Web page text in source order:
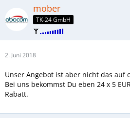
mober
TK-24 GmbH
2. Juni 2018
Unser Angebot ist aber nicht das auf
Bei uns bekommst Du eben 24 x 5
Rabatt.